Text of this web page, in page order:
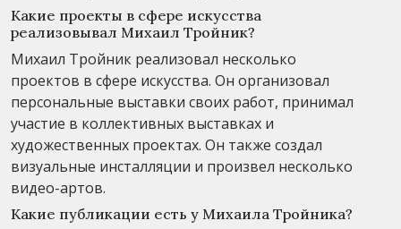
Какие проекты в сфере искусства
реализовывал Михаил Тройник?
Михаил Тройник реализовал несколько
проектов в сфере искусства. Он организовал
персональные выставки своих работ, принимал
участие в коллективных выставках и
художественных проектах. Он также создал
визуальные инсталляции и произвел несколько
видео-артов.
Какие публикации есть у Михаила Тройника?